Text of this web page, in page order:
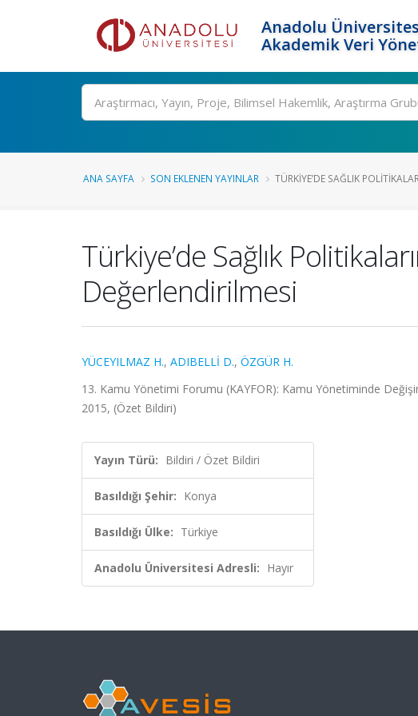
Anadolu
Akademik Veri
Ara
ANA SAYFA SON EKLENEN YAYINLAR TÜRKIYE’DE SAĞLIK
Türkiye’de Sağlık
Değerlendirilmesi
YÜCEYILMAZ H., ADIBELLİ D., ÖZGÜR H.
13. Kamu Yönetimi Forumu (KAYFOR): Kamu Yönetiminde
2015, (Özet Bildiri)
Yayın Türü: Bildiri / Özet Bildiri
Basıldığı Şehir: Konya
Basıldığı Ülke: Türkiye
Anadolu Üniversitesi Adresli: Hayır